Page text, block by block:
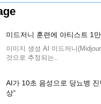
미드저니 훈련에 아티스트 1
이미지 생성 AI 미드저니
것으로 추정되는..
AI가 10초 음성으로 당뇨병
상”